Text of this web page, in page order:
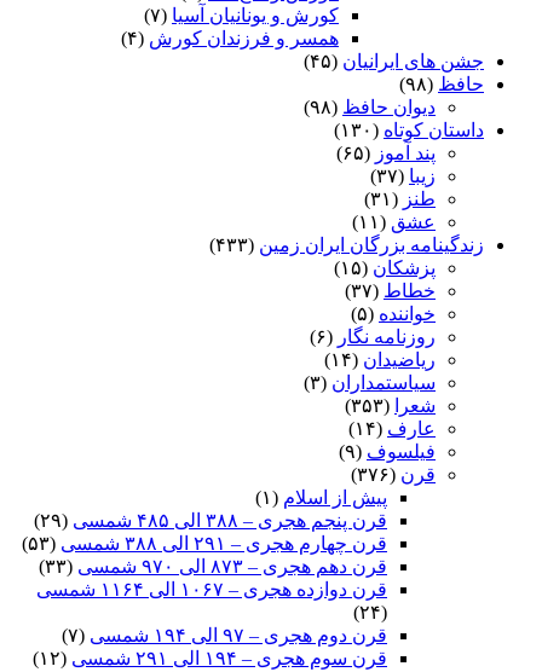
کورش و یونانیان آسیا (۷)
همسر و فرزندان کورش (۴)
جشن های ایرانیان (۴۵)
حافظ (۹۸)
دیوان حافظ (۹۸)
داستان کوتاه (۱۳۰)
پند آموز (۶۵)
زیبا (۳۷)
طنز (۳۱)
عشق (۱۱)
زندگینامه بزرگان ایران زمین (۴۳۳)
پزشکان (۱۵)
خطاط (۳۷)
خواننده (۵)
روزنامه نگار (۶)
ریاضیدان (۱۴)
سیاستمداران (۳)
شعرا
(۳۵۳)
عارف (۱۴)
فیلسوف (۹)
قرن (۳۷۶)
پیش از اسلام (۱)
قرن پنجم هجری – ۳۸۸ الی ۴۸۵ شمسی
(۲۹)
قرن چهارم هجری – ۲۹۱ الی ۳۸۸ شمسی
(۵۳)
قرن دهم هجری – ۸۷۳ الی ۹۷۰ شمسی
(۳۳)
قرن دوازده هجری – ۱۰۶۷ الی ۱۱۶۴ شمسی
(۲۴)
قرن دوم هجری – ۹۷ الی ۱۹۴ شمسی
(۷)
قرن سوم هجری – ۱۹۴ الی ۲۹۱ شمسی
(۱۲)